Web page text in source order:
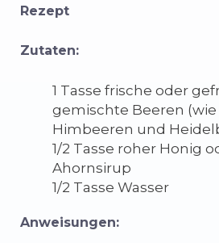
Rezept
Zutaten:
1 Tasse frische oder
gemischte Beeren
Himbeeren und
1/2 Tasse roher Honig
Ahornsirup
1/2 Tasse Wasser
Anweisungen: